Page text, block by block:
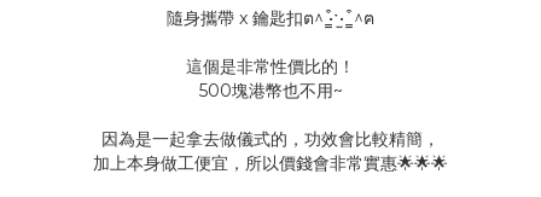
隨身攜帶 x 鑰匙扣ต^ ̳͒•ˑ̫• ̳͒ ^ฅ
這個是非常性價比的！
500塊港幣也不用~
因為是一起拿去做儀式的，功效會比較精簡，
加上本身做工便宜，所以價錢會非常實惠🌟🌟🌟